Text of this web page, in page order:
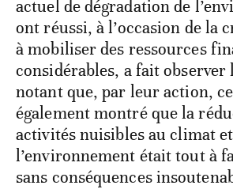
actuel de dégradation de
ont réussi, à l’occasion de la
à mobiliser des ressources
considérables, a fait observer
notant que, par leur action,
également montré que la
activités nuisibles au climat
l’environnement était tout à
sans conséquences